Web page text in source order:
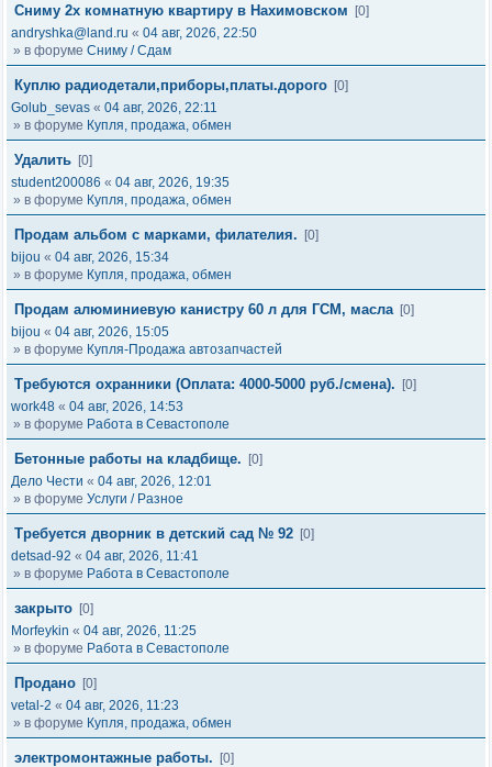
Сниму 2х комнатную квартиру в Нахимовском
[0]
andryshka@land.ru « 04 авг, 2026, 22:50
» в форуме Сниму / Сдам
Куплю радиодетали,приборы,платы.дорого [0]
Golub_sevas « 04 авг, 2026, 22:11
» в форуме Купля, продажа, обмен
Удалить [0]
student200086 « 04 авг, 2026, 19:35
» в форуме Купля, продажа, обмен
Продам альбом с марками, филателия.
[0]
bijou « 04 авг, 2026, 15:34
» в форуме Купля, продажа, обмен
Продам алюминиевую канистру 60 л для ГСМ, масла [0]
bijou « 04 авг, 2026, 15:05
» в форуме Купля-Продажа автозапчастей
Требуются охранники (Оплата: 4000-5000 руб./смена).
[0]
work48 « 04 авг, 2026, 14:53
» в форуме Работа в Севастополе
Бетонные работы на кладбище.
[0]
Дело Чести « 04 авг, 2026, 12:01
» в форуме Услуги / Разное
Требуется дворник в детский сад № 92 [0]
detsad-92 « 04 авг, 2026, 11:41
» в форуме Работа в Севастополе
закрыто [0]
Morfeykin « 04 авг, 2026, 11:25
» в форуме Работа в Севастополе
Продано [0]
vetal-2 « 04 авг, 2026, 11:23
» в форуме Купля, продажа, обмен
электромонтажные работы.
[0]